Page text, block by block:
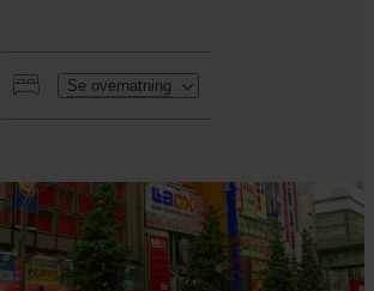
Se overnatning
HER SKAL I BO